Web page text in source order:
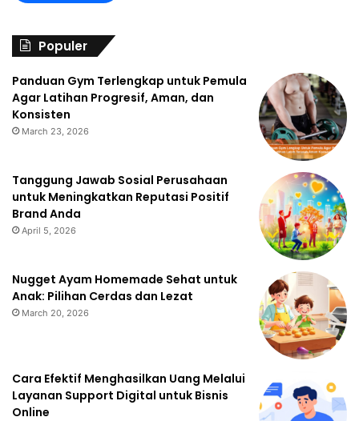
Populer
Panduan Gym Terlengkap untuk Pemula
Agar Latihan Progresif, Aman, dan
Konsisten
March 23, 2026
Tanggung Jawab Sosial Perusahaan
untuk Meningkatkan Reputasi Positif
Brand Anda
April 5, 2026
Nugget Ayam Homemade Sehat untuk
Anak: Pilihan Cerdas dan Lezat
March 20, 2026
Cara Efektif Menghasilkan Uang Melalui
Layanan Support Digital untuk Bisnis
Online